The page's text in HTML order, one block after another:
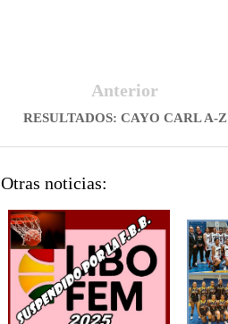
Anterior
RESULTADOS: CAYO CARL A-Z
Otras noticias: